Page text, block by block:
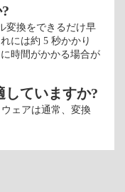
変換をできるだけ早
には約 5 秒かかり
時間がかかる場合が
していますか?
ェアは通常、変換